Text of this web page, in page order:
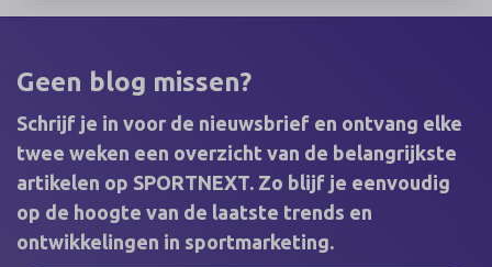
opbrengst maakt KWF Kankerbestrijding
kankeronderzoek, zorg en ondersteuning mogelijk
voor iedereen die geraakt is door kanker.
Geen blog missen?
Schrijf je in voor de nieuwsbrief en ontvang elke
twee weken een overzicht van de belangrijkste
artikelen op SPORTNEXT. Zo blijf je eenvoudig
op de hoogte van de laatste trends en
ontwikkelingen in sportmarketing.